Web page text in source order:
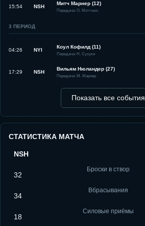
15:54 NSH
Митч Марнер (12)
Передача: О. Мэттьюс
3 ПЕРИОД
04:26 NYI
Коул Кофилд (11)
Передача: Н. Сузуки
17:29 NSH
Вильям Нюландер (27)
Передача: М. Марнер
Показать все события
СТАТИСТИКА МАТЧА
NSH
32
Броски в створ
34
Вбрасывания
18
Силовые приёмы